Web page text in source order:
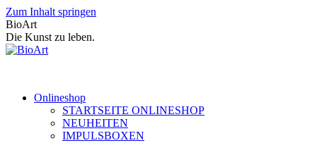
Zum Inhalt springen
BioArt
Die Kunst zu leben.
Onlineshop
STARTSEITE ONLINESHOP
NEUHEITEN
IMPULSBOXEN